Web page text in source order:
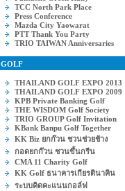
TCC North Park Place
Press Conference
Mazda City Yaowarat
PTT Thank You Party
TRIO TAIWAN Anniversaries
GOLF
THAILAND GOLF EXPO 2013
THAILAND GOLF EXPO 2009
KPB Private Banking Golf
THE WISDOM Golf Society
TRIO GROUP Golf Invitation
KBank Banpu Golf Together
KK Biz ยกก๊วน ชวนช่วยช้าง
กอดยกก๊วน ชวนขึ้นกรีน
CMA 11 Charity Golf
KK Golf ธนาคารเกียรตินาคิน
ระบบคิดคะแนนกอล์ฟ